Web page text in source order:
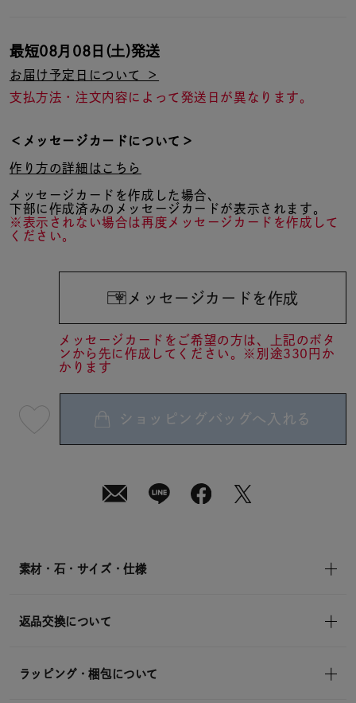
価格 ¥0
最短08月08日(土)発送
お届け予定日について ＞
支払方法・注文内容によって発送日が異なります。
＜メッセージカードについて＞
作り方の詳細はこちら
メッセージカードを作成した場合、
下部に作成済みのメッセージカードが表示されます。
※表示されない場合は再度メッセージカードを作成して
ください。
メッセージカードを作成
メッセージカードをご希望の方は、上記のボタ
ンから先に作成してください。※別途330円か
かります
08
ショッピングバッグへ入れる
素材・石・サイズ・仕様
返品交換について
ラッピング・梱包について